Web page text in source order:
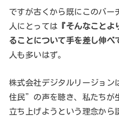
ですが古くから既にこのバー
人にとっては 『そんなこと
ることについて手を差し伸べ
人も多いはず。
株式会社デジタルリージョ
住民”の声を聴き、私たちが
立ち上げようという理念から